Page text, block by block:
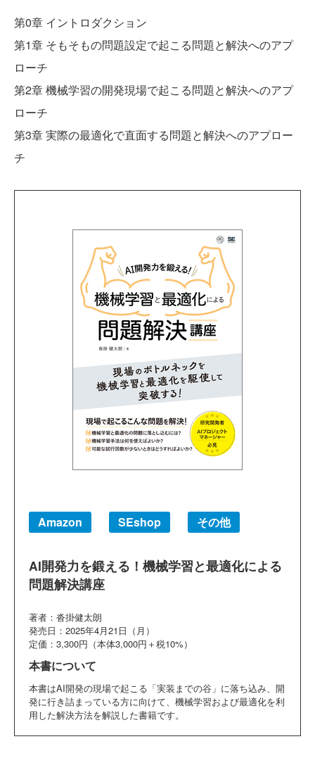
第0章 イントロダクション
第1章 そもそもの問題設定で起こる問題と解決へのアプ
ローチ
第2章 機械学習の開発現場で起こる問題と解決へのアプ
ローチ
第3章 実際の最適化で直面する問題と解決へのアプロー
チ
Amazon SEshop その他
AI開発力を鍛える！機械学習と最適化による
問題解決講座
著者：沓掛健太朗
発売日：2025年4月21日（月）
定価：3,300円（本体3,000円＋税10%）
本書について
本書はAI開発の現場で起こる「実装までの谷」に落ち込み、開
発に行き詰まっている方に向けて、機械学習および最適化を利
用した解決方法を解説した書籍です。